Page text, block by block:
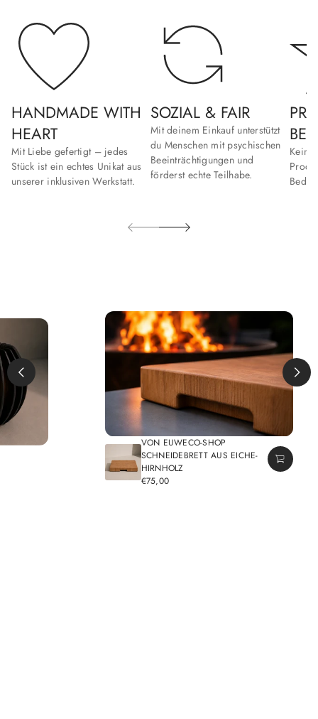
HANDMADE WITH
HEART
Mit Liebe gefertigt – jedes
Stück ist ein echtes Unikat aus
unserer inklusiven Werkstatt.
SOZIAL & FAIR
Mit deinem Einkauf unterstützt
du Menschen mit psychischen
Beeinträchtigungen und
förderst echte Teilhabe.
VON EUWECO-SHOP
SCHNEIDEBRETT AUS EICHE-
HIRNHOLZ
REGULÄRER
€75,00